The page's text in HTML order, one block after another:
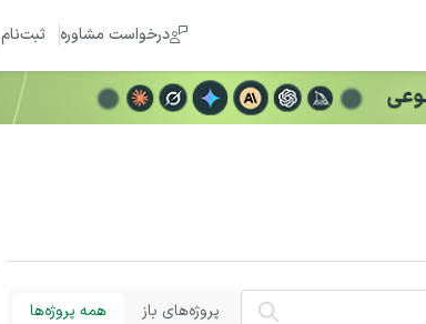
درخواست مشاوره ثبت‌نام
پروژه‌های باز همه پروژه‌ها